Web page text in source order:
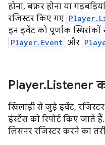
होना, बफ़र होना या
रजिस्टर किए गए
इन इवेंट को पूर्णांक स्थिरांकों
Player.Event और
Player.Listener
खिलाड़ी से जुड़े इवेंट,
इंस्टेंस को रिपोर्ट किए
लिसनर रजिस्टर करने का